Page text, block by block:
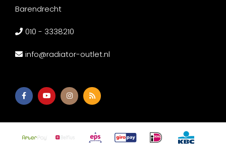
Barendrecht
010 - 3338210
info@radiator-outlet.nl